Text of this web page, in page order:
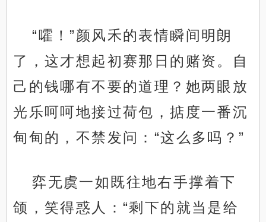
“嚯！”颜风禾的表情瞬间明朗
了，这才想起初赛那日的赌资。自
己的钱哪有不要的道理？她两眼放
光乐呵呵地接过荷包，掂度一番沉
甸甸的，不禁发问：“这么多吗？”
弈无虞一如既往地右手撑着下
颌，笑得惑人：“剩下的就当是给